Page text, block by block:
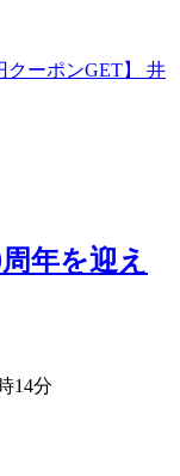
クーポンGET】 井
年を迎え
14分